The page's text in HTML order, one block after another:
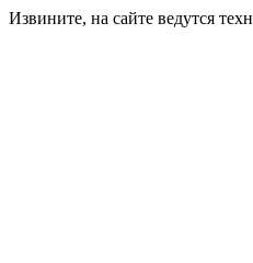
Извините, на сайте ведутся